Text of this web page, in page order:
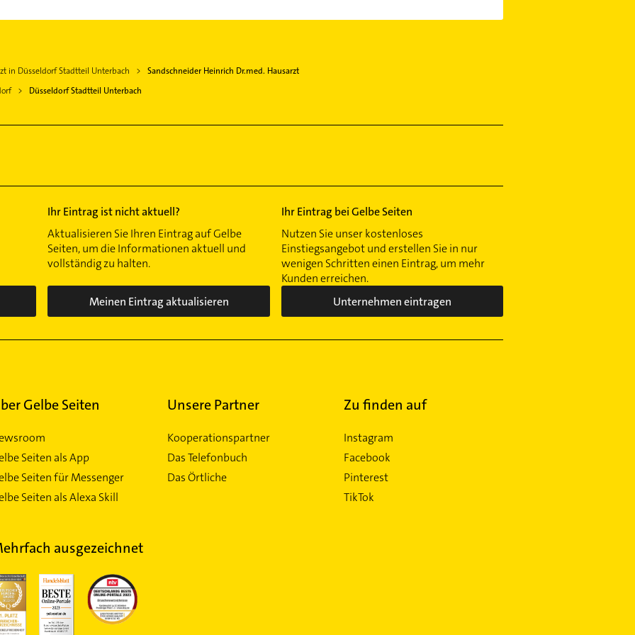
in Düsseldorf Stadtteil Unterbach
Sandschneider Heinrich Dr.med. Hausarzt
Düsseldorf Stadtteil Unterbach
Ihr Eintrag ist nicht aktuell?
Aktualisieren Sie Ihren Eintrag auf Gelbe
Seiten, um die Informationen aktuell und
vollständig zu halten.
Meinen Eintrag aktualisieren
Ihr Eintrag bei Gelbe Seiten
Nutzen Sie unser kostenloses
Einstiegsangebot und erstellen Sie in nur
wenigen Schritten einen Eintrag, um mehr
Kunden erreichen.
Unternehmen eintragen
Gelbe Seiten
Seiten als App
Seiten für Messenger
Seiten als Alexa Skill
Unsere Partner
Kooperationspartner
Das Telefonbuch
Das Örtliche
Zu finden auf
Instagram
Facebook
Pinterest
TikTok
ausgezeichnet